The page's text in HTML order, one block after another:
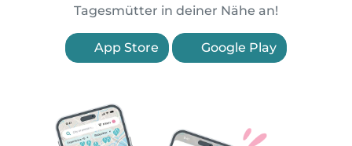
Tagesmütter in deiner Nähe an!
App Store Google Play